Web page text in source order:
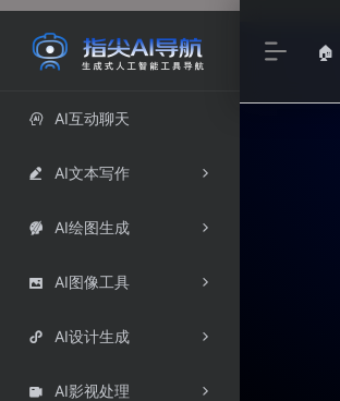
 AI互动聊天
 AI文本写作
 AI绘图生成
 AI图像工具
 AI设计生成
 AI影视处理
🏠